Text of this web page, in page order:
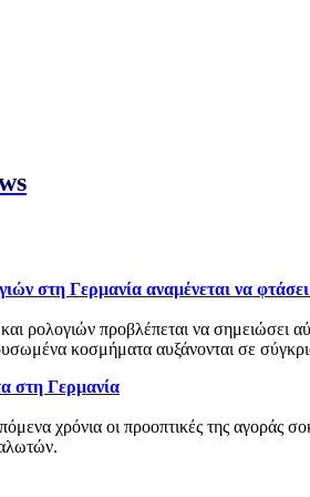
στη Γερμανία αναμένεται να
ρολογιών προβλέπεται να σημειώσει
κοσμήματα αυξάνονται σε
στη Γερμανία
χρόνια οι προοπτικές της αγοράς